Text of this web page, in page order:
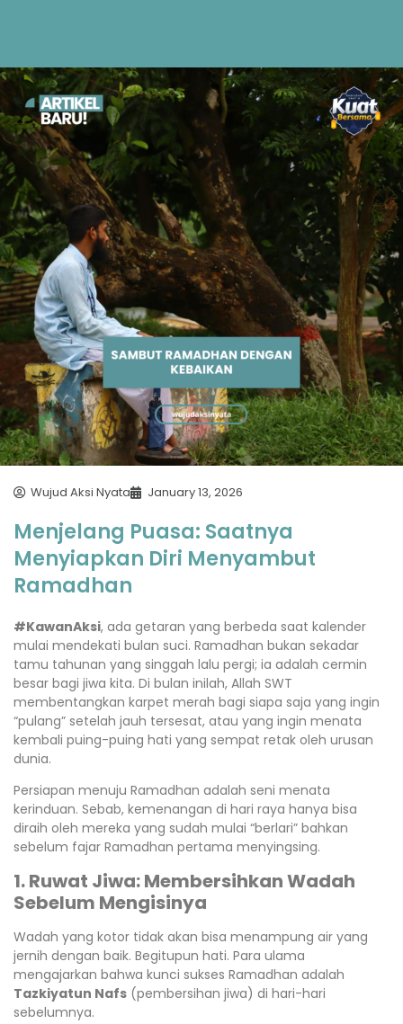
Wujud Aksi Nyata January 13, 2026
Menjelang Puasa: Saatnya
Menyiapkan Diri Menyambut
Ramadhan
#KawanAksi, ada getaran yang berbeda saat kalender
mulai mendekati bulan suci. Ramadhan bukan sekadar
tamu tahunan yang singgah lalu pergi; ia adalah cermin
besar bagi jiwa kita. Di bulan inilah, Allah SWT
membentangkan karpet merah bagi siapa saja yang ingin
“pulang” setelah jauh tersesat, atau yang ingin menata
kembali puing-puing hati yang sempat retak oleh urusan
dunia.
Persiapan menuju Ramadhan adalah seni menata
kerinduan. Sebab, kemenangan di hari raya hanya bisa
diraih oleh mereka yang sudah mulai “berlari” bahkan
sebelum fajar Ramadhan pertama menyingsing.
1. Ruwat Jiwa: Membersihkan Wadah
Sebelum Mengisinya
Wadah yang kotor tidak akan bisa menampung air yang
jernih dengan baik. Begitupun hati. Para ulama
mengajarkan bahwa kunci sukses Ramadhan adalah
Tazkiyatun Nafs (pembersihan jiwa) di hari-hari
sebelumnya.